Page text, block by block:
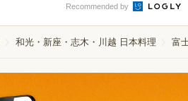
Recommended by
和光・新座・志木・川越 日本料理 富